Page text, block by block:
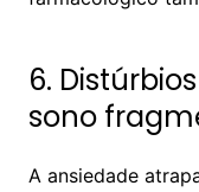
6.
sono
A ansiedade